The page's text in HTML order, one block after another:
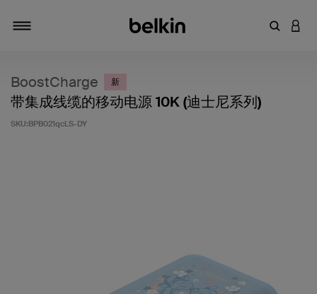
输入关键
登录
BoostCharge 新
带集成线缆的移动电源 10K (迪士尼系列)
SKU:BPB021qcLS-DY